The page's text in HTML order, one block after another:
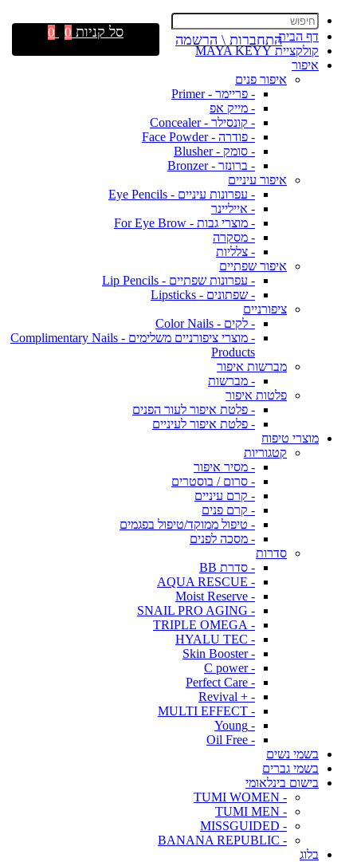
דף הבית
קולקציית MAYA KEYY
איפור
איפור פנים
- פריימר - Primer
- מייק אפ
- קונסילר - Concealer
- פודרה - Face Powder
- סומק - Blusher
- ברונזר - Bronzer
איפור עיניים
- עפרונות עיניים - Eye Pencils
- אייליינר
- מוצרי גבות - For Eye Brow
- מסקרה
- צלליות
איפור שפתיים
- עפרונות שפתיים - Lip Pencils
- שפתונים - Lipsticks
ציפורניים
- לקים - Color Nails
- מוצרי ציפורניים משלימים - Complimentary Nails
Products
מברשות איפור
- מברשות
פלטות איפור
- פלטת איפור לעור הפנים
- פלטת איפור לעיניים
מוצרי טיפוח
קטגוריות
- מסיר איפור
- סרום / בוסטרים
- קרם עיניים
- קרם פנים
- טיפול ממוקד/טיפול בפגמים
- מסכה לפנים
סדרות
- סדרת BB
- AQUA RESCUE
- Moist Reserve
- SNAIL PRO AGING
- TRIPLE OMEGA
- HYALU TEC
- Skin Booster
- C power
- Perfect Care
- + Revival
- MULTI EFFECT
- Young
- Oil Free
בשמי נשים
בשמי גברים
בישום בינלאומי
- TUMI WOMEN
- TUMI MEN
- MISSGUIDED
- BANANA REPUBLIC
בלוג
התחברות \ הרשמה סל קניות 0
0